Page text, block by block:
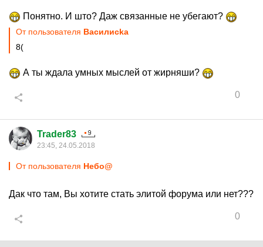
Понятно. И што? Даж связанные не убегают?
От пользователя Василисkа
8(
А ты ждала умных мыслей от жирняши?
0
Trader83
23:45, 24.05.2018
От пользователя Небо@
Дак что там, Вы хотите стать элитой форума или нет???
0